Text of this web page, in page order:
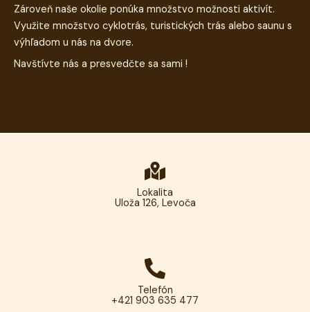
Zároveň naše okolie ponúka množstvo možnosti aktivít.
Využite množstvo cyklotrás, turistických trás alebo saunu s
výhľadom u nás na dvore.
Navštívte nás a presvedčte sa sami !
Lokalita
Uloža 126, Levoča
Telefón
+421 903 635 477